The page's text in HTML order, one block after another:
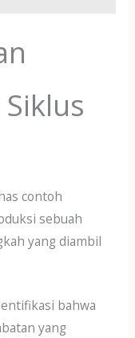
contoh
sebuah
yang diambil
bahwa
yang